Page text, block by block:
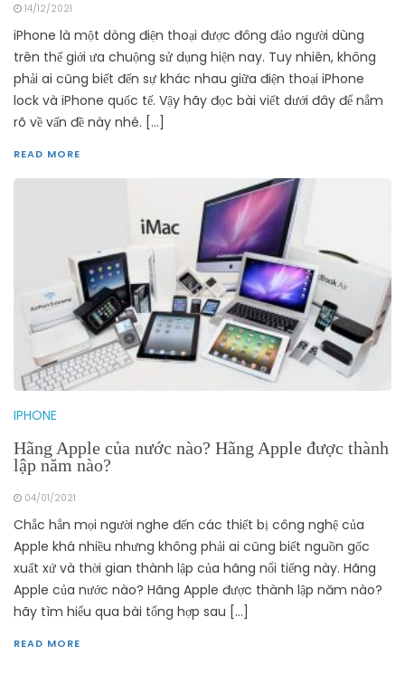
14/12/2021
iPhone là một dòng điện thoại được đông đảo người dùng
trên thế giới ưa chuộng sử dụng hiện nay. Tuy nhiên, không
phải ai cũng biết đến sự khác nhau giữa điện thoại iPhone
lock và iPhone quốc tế. Vậy hãy đọc bài viết dưới đây để nắm
rõ về vấn đề này nhé. […]
READ MORE
IPHONE
Hãng Apple của nước nào? Hãng Apple được thành
lập năm nào?
04/01/2021
Chắc hẳn mọi người nghe đến các thiết bị công nghệ của
Apple khá nhiều nhưng không phải ai cũng biết nguồn gốc
xuất xứ và thời gian thành lập của hãng nổi tiếng này. Hãng
Apple của nước nào? Hãng Apple được thành lập năm nào?
hãy tìm hiểu qua bài tổng hợp sau […]
READ MORE